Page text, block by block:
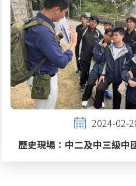
2024-02-
歷史現場：中二及中三級中